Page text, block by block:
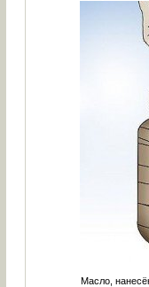
Масло,